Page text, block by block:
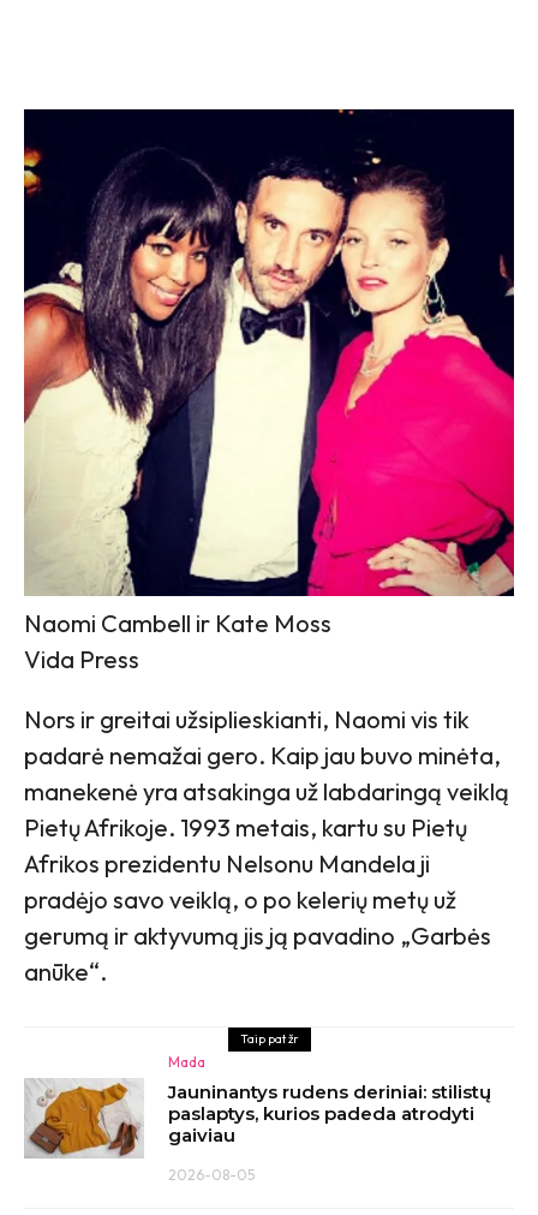
Naomi Cambell ir Kate Moss
Vida Press
Nors ir greitai užsiplieskianti, Naomi vis tik
padarė nemažai gero. Kaip jau buvo minėta,
manekenė yra atsakinga už labdaringą veiklą
Pietų Afrikoje. 1993 metais, kartu su Pietų
Afrikos prezidentu Nelsonu Mandela ji
pradėjo savo veiklą, o po kelerių metų už
gerumą ir aktyvumą jis ją pavadino „Garbės
anūke“.
Taip pat žr
Mada
Jauninantys rudens deriniai: stilistų
paslaptys, kurios padeda atrodyti
gaiviau
2026-08-05